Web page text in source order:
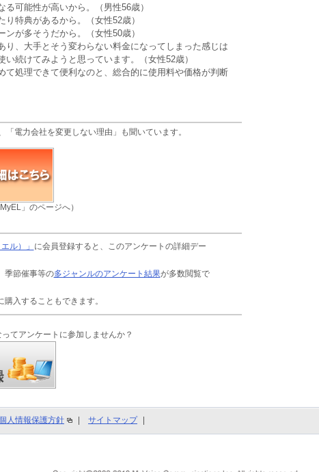
可能性が高いから。（男性56歳）
特典があるから。（女性52歳）
が多そうだから。（女性50歳）
、大手とそう変わらない料金になってしまった感じは
続けてみようと思っています。（女性52歳）
て処理できて便利なのと、総合的に使用料や価格が判断
電力会社を変更しない理由」も聞いています。
」のページへ）
ル）」 に会員登録すると、このアンケートの詳細デー
季節催事等の多ジャンルのアンケート結果が多数閲覧で
購入することもできます。
てアンケートに参加しませんか？
人情報保護方針 サイトマップ